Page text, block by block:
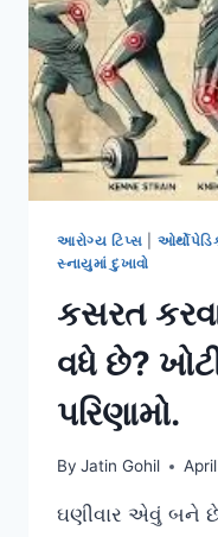
કેટલું
યોગ્ય
છે?
આરોગ્ય ટિપ્સ
સ્નાયુમાં દુખાવો
કસરત
વધે છે?
પરિણામો.
By Jatin Gohil
ઘણીવાર એવું બને